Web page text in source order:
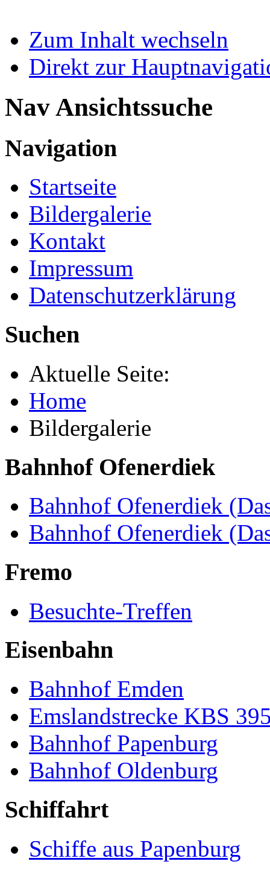
Zum Inhalt wechseln
Direkt zur
Nav Ansichtssuche
Navigation
Startseite
Bildergalerie
Kontakt
Impressum
Datenschutzerklärung
Suchen
Aktuelle Seite:
Home
Bildergalerie
Bahnhof Ofenerdiek
Bahnhof Ofenerdiek
Bahnhof Ofenerdiek
Fremo
Besuchte-Treffen
Eisenbahn
Bahnhof Emden
Emslandstrecke KBS
Bahnhof Papenburg
Bahnhof Oldenburg
Schiffahrt
Schiffe aus Papenburg